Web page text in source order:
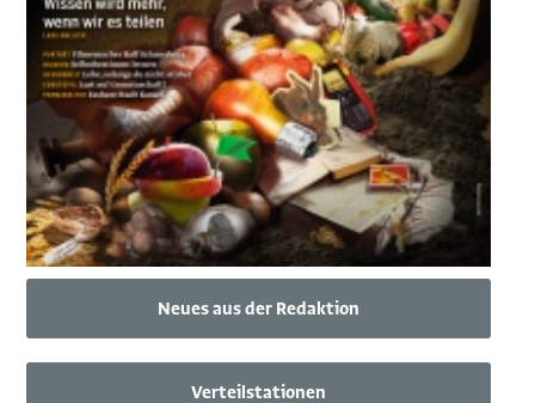
Neues aus der Redaktion
Verteilstationen